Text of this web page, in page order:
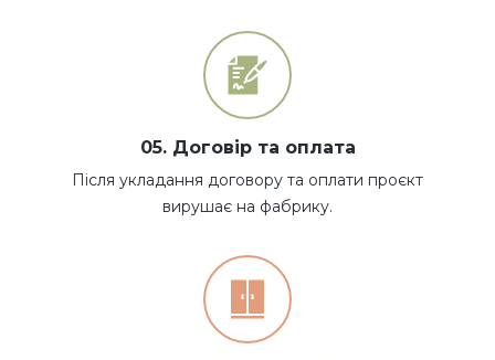
05. Договір та оплата
Після укладання договору та оплати проєкт
вирушає на фабрику.